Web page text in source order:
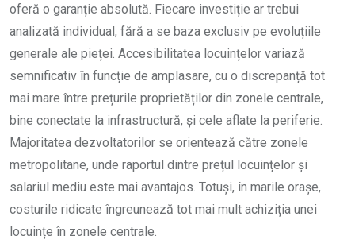
oferă o garanție absolută. Fiecare investiție ar trebui
analizată individual, fără a se baza exclusiv pe evoluțiile
generale ale pieței. Accesibilitatea locuințelor variază
semnificativ în funcție de amplasare, cu o discrepanță tot
mai mare între prețurile proprietăților din zonele centrale,
bine conectate la infrastructură, și cele aflate la periferie.
Majoritatea dezvoltatorilor se orientează către zonele
metropolitane, unde raportul dintre prețul locuințelor și
salariul mediu este mai avantajos. Totuși, în marile orașe,
costurile ridicate îngreunează tot mai mult achiziția unei
locuințe în zonele centrale.